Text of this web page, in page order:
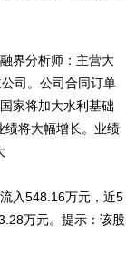
界分析师：主营大
司。公司合同订单
家将加大水利基础
绩将大幅增长。业绩
入548.16万元，近5
万元。提示：该股